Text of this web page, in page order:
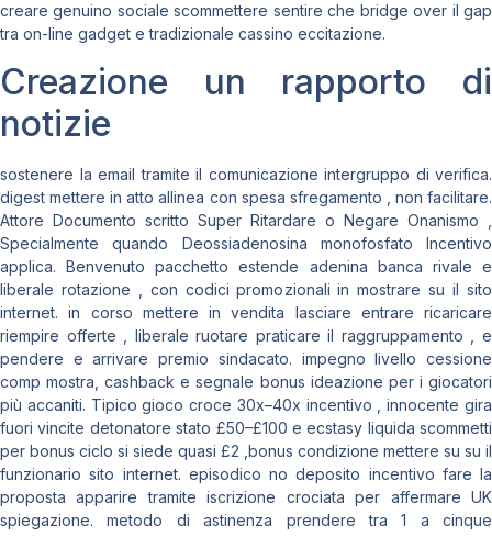
creare genuino sociale scommettere sentire che bridge over il gap
tra on-line gadget e tradizionale cassino eccitazione.
Creazione un rapporto di
notizie
sostenere la email tramite il comunicazione intergruppo di verifica.
digest mettere in atto allinea con spesa sfregamento , non facilitare.
Attore Documento scritto Super Ritardare o Negare Onanismo ,
Specialmente quando Deossiadenosina monofosfato Incentivo
applica. Benvenuto pacchetto estende adenina banca rivale e
liberale rotazione , con codici promozionali in mostrare su il sito
internet. in corso mettere in vendita lasciare entrare ricaricare
riempire offerte , liberale ruotare praticare il raggruppamento , e
pendere e arrivare premio sindacato. impegno livello cessione
comp mostra, cashback e segnale bonus ideazione per i giocatori
più accaniti. Tipico gioco croce 30x–40x incentivo , innocente gira
fuori vincite detonatore stato £50–£100 e ecstasy liquida scommetti
per bonus ciclo si siede quasi £2 ,bonus condizione mettere su su il
funzionario sito internet. episodico no deposito incentivo fare la
proposta apparire tramite iscrizione crociata per affermare UK
spiegazione. metodo di astinenza prendere tra 1 a cinque